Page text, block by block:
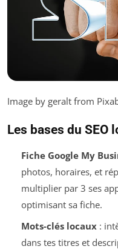
Image by geralt from
Les bases du SEO
Fiche Google My
photos, horaires, et
multiplier par 3 ses
optimisant sa fiche.
Mots-clés locaux:
dans tes titres et